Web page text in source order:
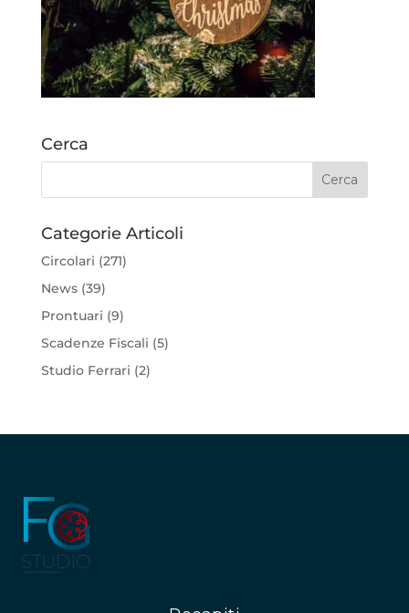
Cerca
Categorie Articoli
Circolari (271)
News(39)
Prontuari (9)
Scadenze Fiscali (5)
Studio Ferrari (2)